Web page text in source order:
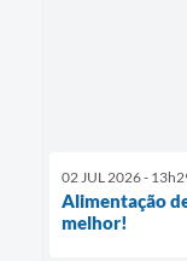
02 JUL 2026 -
Alimentação
melhor!